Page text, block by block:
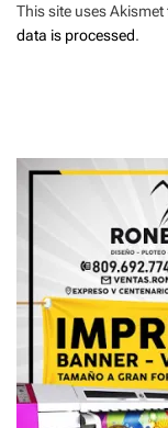
This site uses
data is processed.